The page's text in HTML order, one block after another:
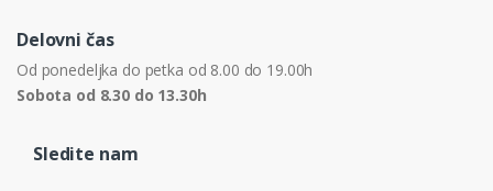
Delovni čas
Od ponedeljka do petka od 8.00 do 19.00h
Sobota od 8.30 do 13.30h
Sledite nam